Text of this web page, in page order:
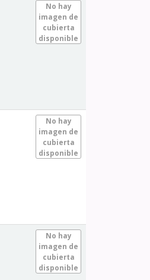
No hay
imagen de
cubierta
disponible
No hay
imagen de
cubierta
disponible
No hay
imagen de
cubierta
disponible